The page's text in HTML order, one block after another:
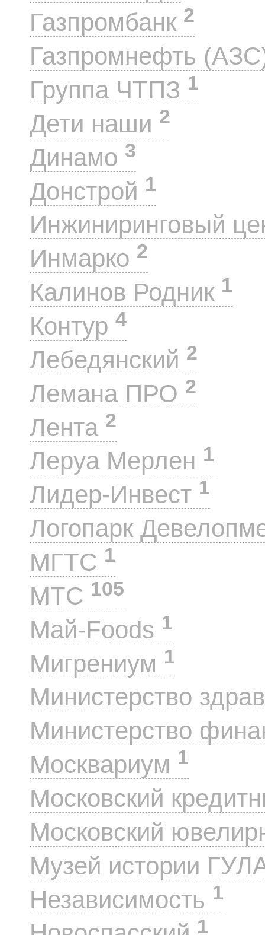
Газпромбанк 2
Газпромнефть
Группа ЧТПЗ 1
Дети наши 2
Динамо 3
Донстрой 1
Инжиниринговый
Инмарко 2
Калинов Родник 1
Контур 4
Лебедянский 2
Лемана ПРО 2
Лента 2
Леруа Мерлен 1
Лидер-Инвест 1
Логопарк
МГТС 1
МТС 105
Май-Foods 1
Мигрениум 1
Министерство
Министерство
Москвариум 1
Московский
Московский
Музей истории
Независимость 1
1